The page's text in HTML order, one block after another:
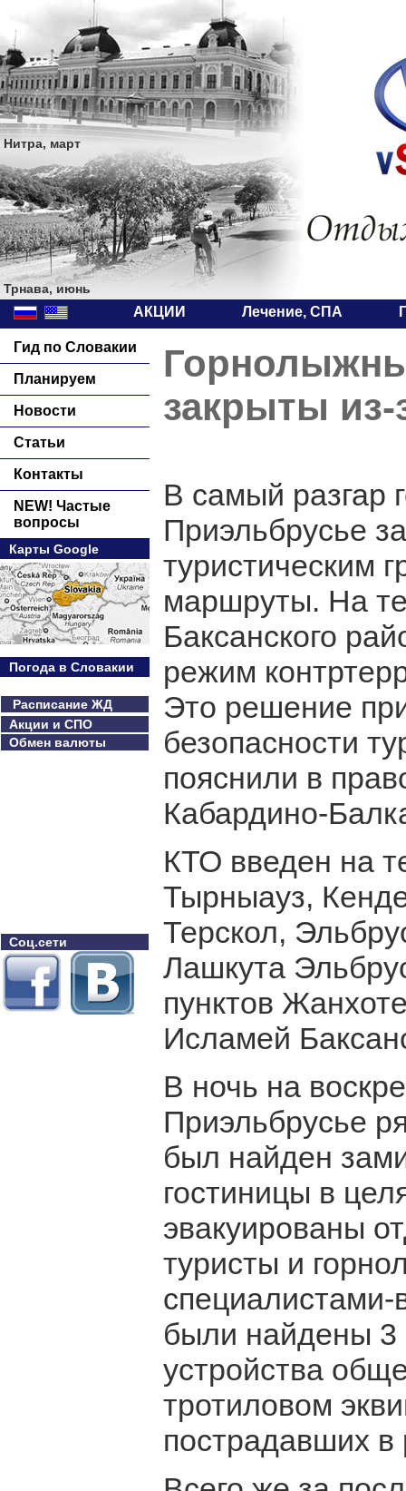
Нитра, март
Трнава, июнь
АКЦИИ Лечение, СПА
Гид по Словакии
Планируем
Новости
Статьи
Контакты
NEW! Частые
вопросы
Карты Google
Погода в Словакии
Расписание ЖД
Акции и СПО
Обмен валюты
Соц.сети
закрыты из-
В самый разгар
Приэльбрусье
туристическим
маршруты. На
Баксанского
режим
Это решение
безопасности
пояснили в
Кабардино-
КТО введен на
Тырныауз,
Терскол,
Лашкута
пунктов
Исламей
В ночь на
Приэльбрусье
был найден
гостиницы в
эвакуированы
туристы и
были найдены 3
устройства
тротиловом
пострадавших в